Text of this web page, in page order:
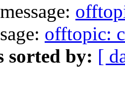
offtopic:
sorted by: [